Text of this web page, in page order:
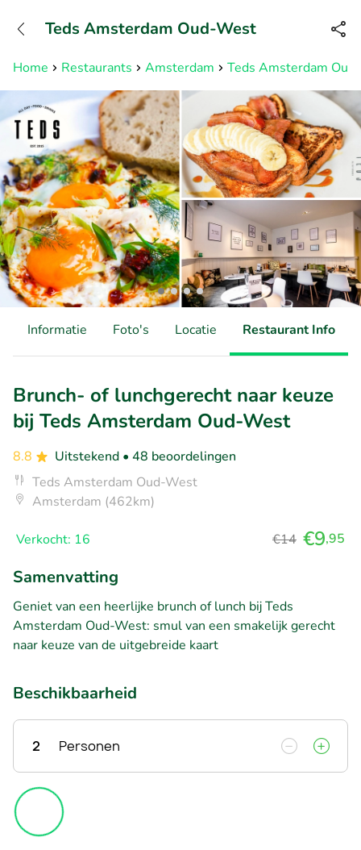
Bereikbaar tot 23:00 uur
Home Restaurants Amsterdam Teds Amsterdam
Teds Amsterdam Oud-West
Informatie Foto's Locatie Restaurant Info
Brunch- of lunchgerecht naar keuze
bij Teds Amsterdam Oud-West
8.8 Uitstekend • 48 beoordelingen
Teds Amsterdam Oud-West
Amsterdam (462km)
Verkocht: 16 €14 €9,95
Samenvatting
Geniet van een heerlijke brunch of lunch bij Teds
Amsterdam Oud-West: smul van een smakelijk gerecht
naar keuze van de uitgebreide kaart
Beschikbaarheid
2 Personen